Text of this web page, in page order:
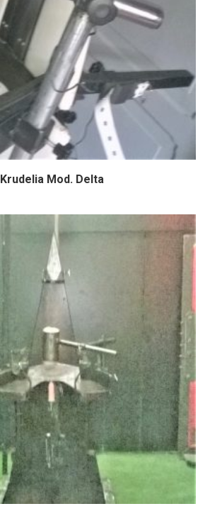
Krudelia Mod. Delta